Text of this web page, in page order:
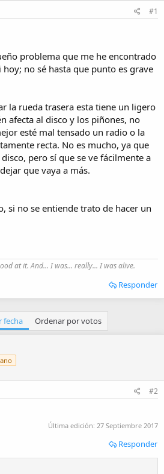
#1
problema que me he encontrado
no sé hasta que punto es grave
la rueda trasera esta tiene un ligero
afecta al disco y los piñones, no
esté mal tensado un radio o la
recta. No es mucho, ya que
pero sí que se ve fácilmente a
que vaya a más.
si no se entiende trato de hacer un
at it. And... I was... really... I was alive.
Responder
fecha Ordenar por votos
#2
Última edición: 27 Septiembre 2017
Responder